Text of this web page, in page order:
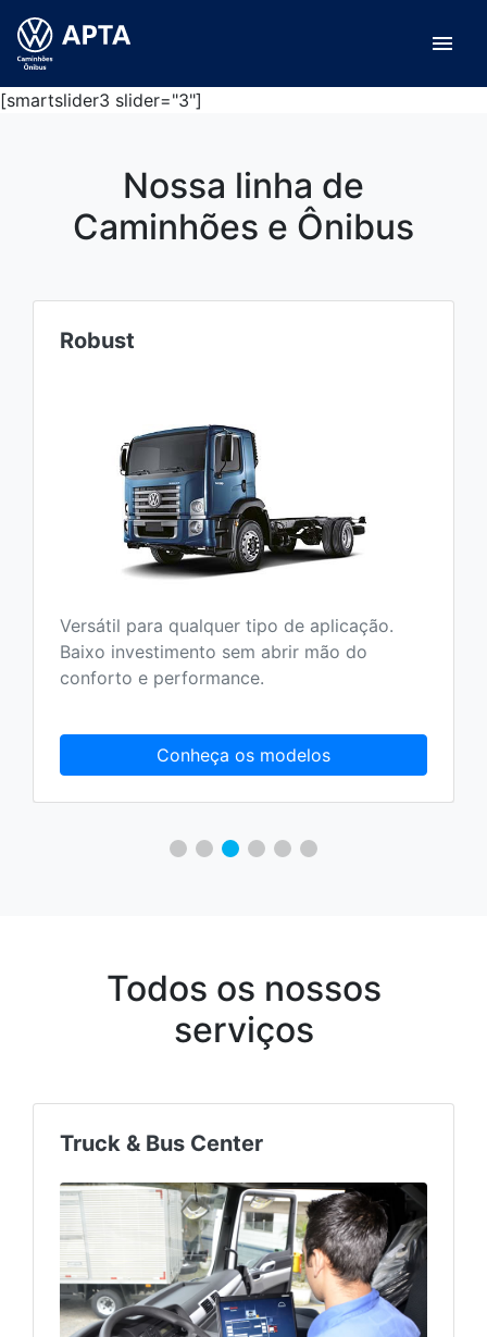
menu
[smartslider3 slider="3"]
Nossa linha de
Caminhões e Ônibus
Robust
Versátil para qualquer tipo de aplicação.
Baixo investimento sem abrir mão do
conforto e performance.
Conheça os modelos
Todos os nossos
serviços
Truck & Bus Center